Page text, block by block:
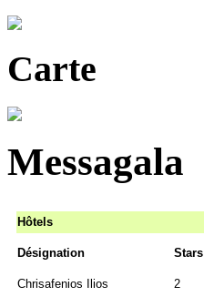
Carte
Messagala
Hôtels
Désignation Stars
Chrisafenios Ilios 2